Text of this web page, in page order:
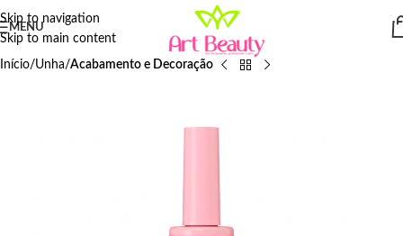
Skip to navigation
Skip to main content
MENU
Início Unha Acabamento e Decoração